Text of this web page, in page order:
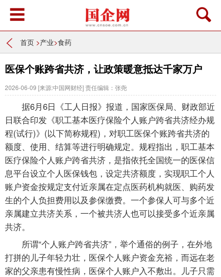
首页 >产业>食药
医保个账跨省共济，让政策暖意抵达千家万户
2026-06-09 [来源:中国网财经]责任编辑：张尧
据6月6日《工人日报》报道，国家医保局、财政部近
日联合印发《职工基本医疗保险个人账户跨省共济经办规
程(试行)》(以下简称规程)，对职工医保个账跨省共济的
额度、使用、结算等进行明确规定。规程指出，职工基本
医疗保险个人账户跨省共济，是指依托全国统一的医保信
息平台设立个人医保钱包，设定共济额度，实现职工个人
账户资金按规定支付近亲属在定点医药机构就医、购药发
生的个人负担费用以及参保缴费。一个参保人可与多个近
亲属建立共济关系，一个被共济人也可以接受多个近亲属
共济。
所谓“个人账户跨省共济”，举个通俗的例子，在外地
打拼的儿子年轻力壮，医保个人账户资金充裕，而远在老
家的父亲患有慢性病，医保个人账户入不敷出。儿子只需